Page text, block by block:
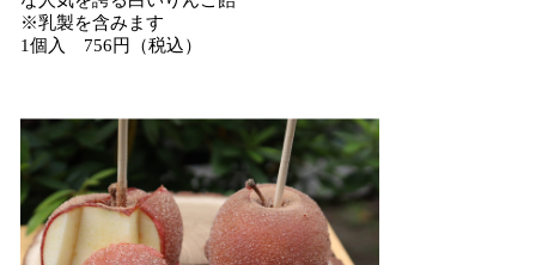
※乳製を含みます
1個入 756円（税込）